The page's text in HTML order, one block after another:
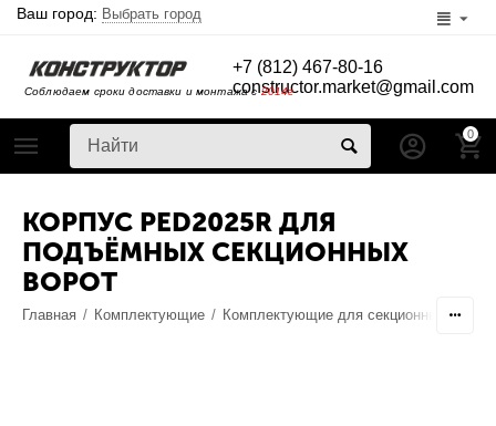
Ваш город: Выбрать город
Соблюдаем сроки доставки и монтажа с2014г
+7 (812) 467-80-16
constructor.market@gmail.com
0
КОРПУС PED2025R ДЛЯ
ПОДЪЁМНЫХ СЕКЦИОННЫХ
ВОРОТ
Главная / Комплектующие / Комплектующие для секционных ворот